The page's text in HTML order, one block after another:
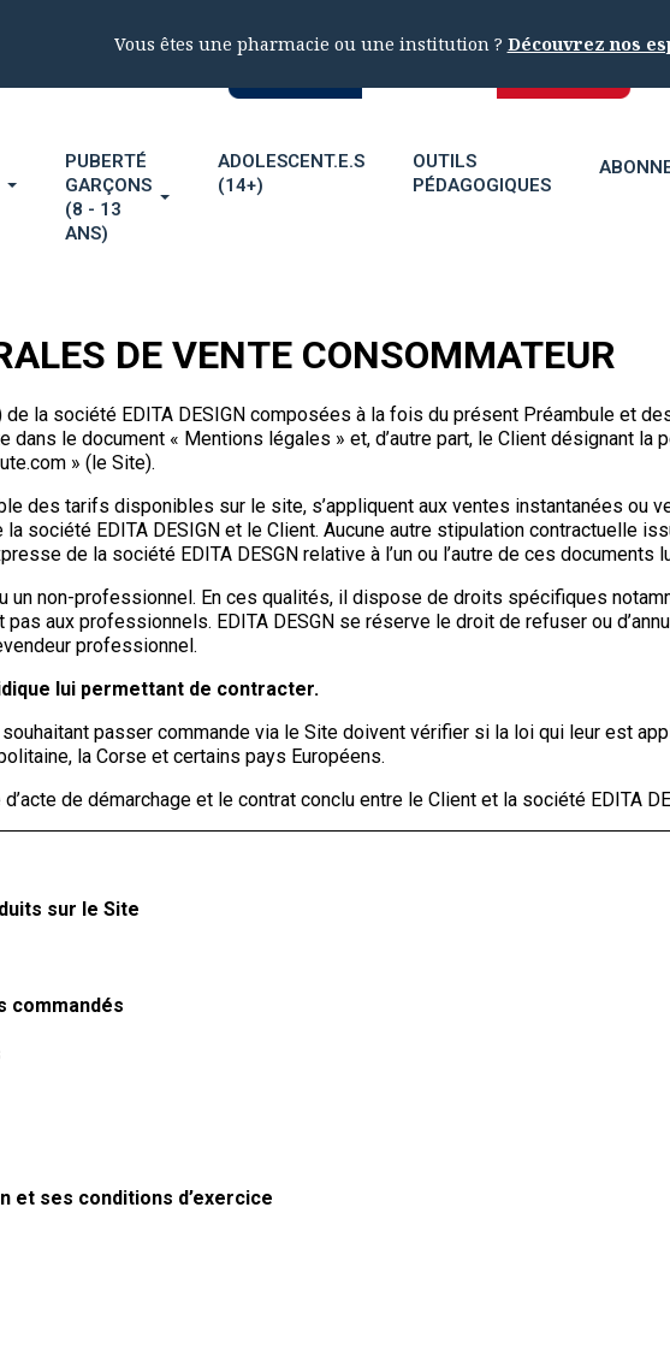
Vous êtes une pharmacie ou une institution ? Découvrez nos
PUBERTÉ
GARÇONS
(8 - 13
ANS)
ADOLESCENT.E.S
(14+)
OUTILS
PÉDAGOGIQUES
DE VENTE CONSOMMATEUR
la société EDITA DESIGN composées à la fois du présent Préambule et
dans le document « Mentions légales » et, d’autre part, le Client désignant la
» (le Site).
des tarifs disponibles sur le site, s’appliquent aux ventes instantanées
société EDITA DESIGN et le Client. Aucune autre stipulation contractuelle
de la société EDITA DESGN relative à l’un ou l’autre de ces documents
un non-professionnel. En ces qualités, il dispose de droits spécifiques
aux professionnels. EDITA DESGN se réserve le droit de refuser ou
professionnel.
lui permettant de contracter.
passer commande via le Site doivent vérifier si la loi qui leur est
la Corse et certains pays Européens.
de démarchage et le contrat conclu entre le Client et la société EDITA
sur le Site
commandés
et ses conditions d’exercice